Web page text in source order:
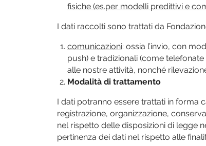
fisiche (es.per modelli predittivi e
I dati raccolti sono trattati da
comunicazioni: ossia l’invio, con
push) e tradizionali (come
alle nostre attività, nonché
Modalità di trattamento
I dati potranno essere trattati in forma
registrazione, organizzazione,
nel rispetto delle disposizioni di legge
pertinenza dei dati nel rispetto alle